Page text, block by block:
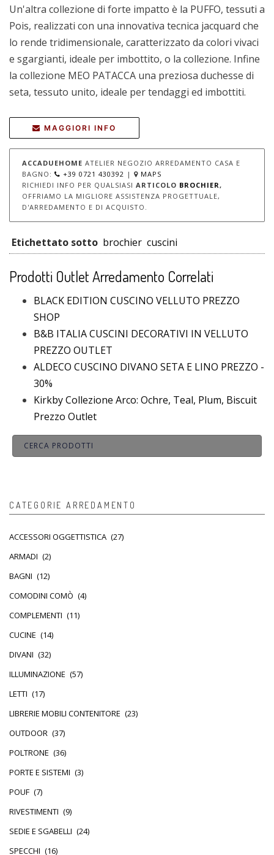
Un'altra collezione di forte impatto è la PUFFO, tessuti a
Pois, realizzati con una innovativa tecnica jacquard che
lo rende tridimensionale, caratterizzato da colori vivaci
e sgargianti, ideale per imbottito, o la collezione. Infine
la collezione MEO PATACCA una preziosa duchesse di
seta, tessuto unito, ideale per tendaggi ed imbottiti.
MAGGIORI INFO
ACCADUEHOME ATELIER NEGOZIO ARREDAMENTO CASA E
BAGNO:
+39 0721 430392 |
MAPS
RICHIEDI INFO PER QUALSIASI ARTICOLO BROCHIER,
OFFRIAMO LA MIGLIORE ASSISTENZA PROGETTUALE,
D'ARREDAMENTO E DI ACQUISTO.
Etichettato sotto brochier cuscini
Prodotti Outlet Arredamento Correlati
BLACK EDITION CUSCINO VELLUTO PREZZO
SHOP
B&B ITALIA CUSCINI DECORATIVI IN VELLUTO
PREZZO OUTLET
ALDECO CUSCINO DIVANO SETA E LINO PREZZO -
30%
Kirkby Collezione Arco: Ochre, Teal, Plum, Biscuit
Prezzo Outlet
CATEGORIE ARREDAMENTO
ACCESSORI OGGETTISTICA (27)
ARMADI (2)
BAGNI (12)
COMODINI COMÒ (4)
COMPLEMENTI (11)
CUCINE (14)
DIVANI (32)
ILLUMINAZIONE (57)
LETTI (17)
LIBRERIE MOBILI CONTENITORE (23)
OUTDOOR (37)
POLTRONE (36)
PORTE E SISTEMI (3)
POUF (7)
RIVESTIMENTI (9)
SEDIE E SGABELLI (24)
SPECCHI (16)